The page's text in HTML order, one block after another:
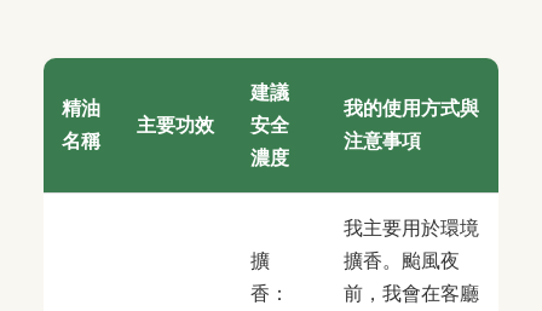
精油
名稱
主要功效
建議
安全
濃度
我的使用方式與
注意事項
擴
香：
我主要用於環境
擴香。颱風夜
前，我會在客廳